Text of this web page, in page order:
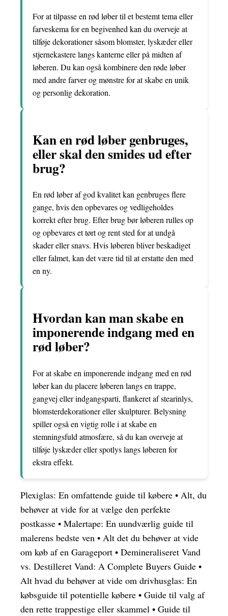
For at tilpasse en rød løber til et bestemt tema eller
farveskema for en begivenhed kan du overveje at
tilføje dekorationer såsom blomster, lyskæder eller
stjernekastere langs kanterne eller på midten af
løberen. Du kan også kombinere den røde løber
med andre farver og mønstre for at skabe en unik
og personlig dekoration.
Kan en rød løber genbruges,
eller skal den smides ud efter
brug?
En rød løber af god kvalitet kan genbruges flere
gange, hvis den opbevares og vedligeholdes
korrekt efter brug. Efter brug bør løberen rulles op
og opbevares et tørt og rent sted for at undgå
skader eller snavs. Hvis løberen bliver beskadiget
eller falmet, kan det være tid til at erstatte den med
en ny.
Hvordan kan man skabe en
imponerende indgang med en
rød løber?
For at skabe en imponerende indgang med en rød
løber kan du placere løberen langs en trappe,
gangvej eller indgangsparti, flankeret af stearinlys,
blomsterdekorationer eller skulpturer. Belysning
spiller også en vigtig rolle i at skabe en
stemningsfuld atmosfære, så du kan overveje at
tilføje lyskæder eller spotlys langs løberen for
ekstra effekt.
Plexiglas: En omfattende guide til købere • Alt, du
behøver at vide for at vælge den perfekte
postkasse • Malertape: En uundværlig guide til
malerens bedste ven • Alt det du behøver at vide
om køb af en Garageport • Demineraliseret Vand
vs. Destilleret Vand: A Complete Buyers Guide •
Alt hvad du behøver at vide om drivhusglas: En
købsguide til potentielle købere • Guide til valg af
den rette trappestige eller skammel • Guide til